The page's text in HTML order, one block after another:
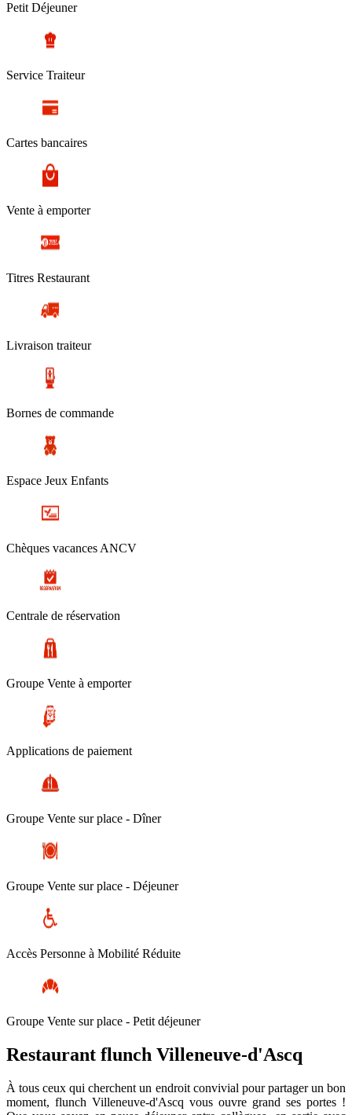
Petit Déjeuner
Service Traiteur
Cartes bancaires
Vente à emporter
Titres Restaurant
Livraison traiteur
Bornes de commande
Espace Jeux Enfants
Chèques vacances ANCV
Centrale de réservation
Groupe Vente à emporter
Applications de paiement
Groupe Vente sur place - Dîner
Groupe Vente sur place - Déjeuner
Accès Personne à Mobilité Réduite
Groupe Vente sur place - Petit déjeuner
Restaurant flunch Villeneuve-d'Ascq
À tous ceux qui cherchent un endroit convivial pour partager un bon
moment, flunch Villeneuve-d'Ascq vous ouvre grand ses portes !